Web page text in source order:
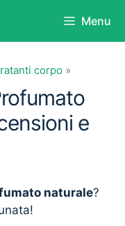
Menu
corpo »
e
naturale?